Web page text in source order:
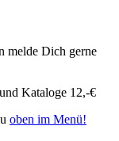
melde Dich gerne
Kataloge 12,-€
oben im Menü!